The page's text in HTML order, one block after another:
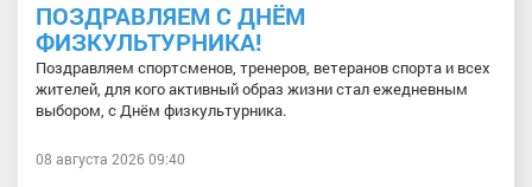
ПОЗДРАВЛЯЕМ С ДНЁМ
ФИЗКУЛЬТУРНИКА!
Поздравляем спортсменов, тренеров, ветеранов спорта и всех
жителей, для кого активный образ жизни стал ежедневным
выбором, с Днём физкультурника.
08 августа 2026 09:40